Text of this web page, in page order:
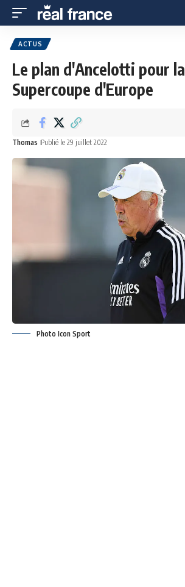
ACTUS
Le plan d'Ancelotti pour la
Supercoupe d'Europe
Thomas Publié le 29 juillet 2022
Photo Icon Sport